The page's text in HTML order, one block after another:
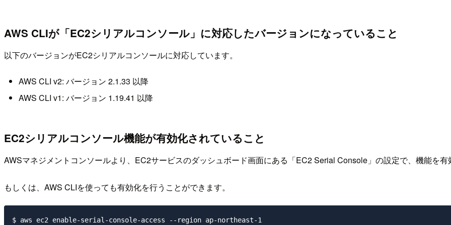
AWS CLIが「EC2シリアルコンソール」に対応したバージョンになっていること
以下のバージョンがEC2シリアルコンソールに対応しています。
AWS CLI v2: バージョン 2.1.33 以降
AWS CLI v1: バージョン 1.19.41 以降
EC2シリアルコンソール機能が有効化されていること
AWSマネジメントコンソールより、EC2サービスのダッシュボード画面にある「EC2 Serial Console」の設定で、機能を有
もしくは、AWS CLIを使っても有効化を行うことができます。